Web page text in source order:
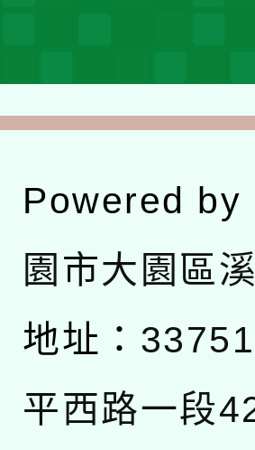
Powered by
園市大園區
地址：
平西路一段